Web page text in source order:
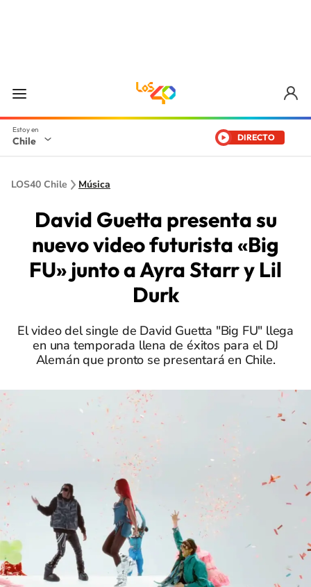
Chile DIRECTO
LOS40 Chile Música
David Guetta presenta su
nuevo video futurista «Big
FU» junto a Ayra Starr y Lil
Durk
El video del single de David Guetta "Big FU" llega
en una temporada llena de éxitos para el DJ
Alemán que pronto se presentará en Chile.